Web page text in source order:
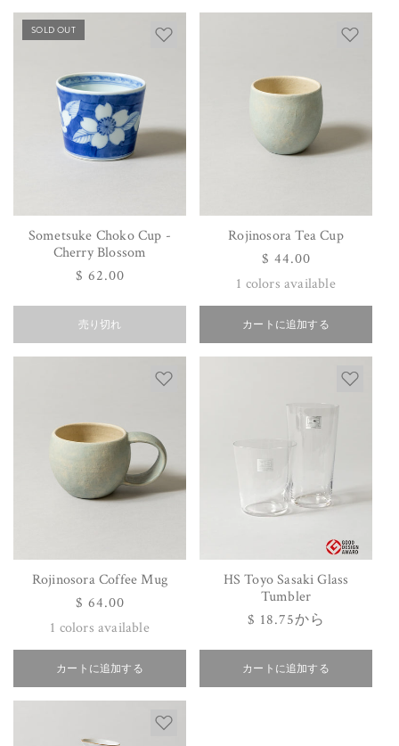
SOLD OUT
Sometsuke Choko Cup -
Cherry Blossom
通
価
格
$ 62.00
売り切れ
Rojinosora Tea Cup
通
常
価
格
$ 44.00
1 colors available
カートに追加する
Rojinosora Coffee Mug
通
常
価
格
$ 64.00
1 colors available
カートに追加する
HS Toyo Sasaki Glass
Tumbler
通
価
格
$ 18.75から
カートに追加する